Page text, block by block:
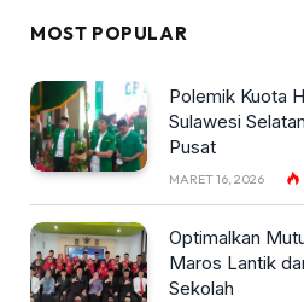
MOST POPULAR
Polemik Kuota
Sulawesi
Pusat
MARET 16, 2026
Optimalkan
Maros Lantik
Sekolah